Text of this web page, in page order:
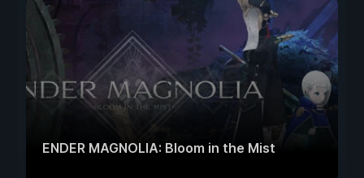
ENDER MAGNOLIA: Bloom in the Mist